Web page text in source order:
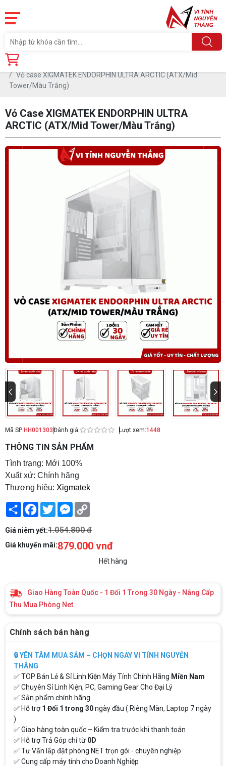
Trang chủ
Vỏ case XIGMATEK ENDORPHIN ULTRA ARCTIC (ATX/Mid
Tower/Màu Trắng)
Vỏ Case XIGMATEK ENDORPHIN ULTRA
ARCTIC (ATX/Mid Tower/Màu Trắng)
Mã SP: HH001303Đánh giá: Lượt xem:1448
THÔNG TIN SẢN PHẨM
Tình trạng: Mới 100%
Xuất xứ: Chính hãng
Thương hiệu: Xigmatek
Share Facebook
TwitterMessenger
Giá niêm yết:1.054.800 đ
Giá khuyến mãi:879.000 vnđ
Hết hàng
Giao Hàng Toàn Quốc - 1 Đổi 1 Trong 30 Ngày - Nâng Cấp
Thu Mua Phòng Net
Chính sách bán hàng
🔒 YÊN TÂM MUA SẮM – CHỌN NGAY VI TÍNH NGUYỄN
THẮNG
✅ TOP Bán Lẻ & Sỉ Linh Kiện Máy Tính Chính Hãng Miền Nam
✅ Chuyên Sỉ Linh Kiện, PC, Gaming Gear Cho Đại Lý
✅ Sản phẩm chính hãng
✅ Hỗ trợ1 Đổi 1 trong 30ngày đầu ( Riêng Màn, Laptop 7 ngày
)
✅ Giao hàng toàn quốc – Kiểm tra trước khi thanh toán
✅ Hỗ trợ Trả Góp chỉ từ 0D
✅ Tư Vấn lắp đặt phòng NET trọn gói - chuyên nghiệp
✅ Cung cấp máy tính cho Doanh Nghiệp